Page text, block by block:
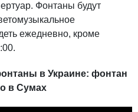
Фонтаны будут
ежедневно, кроме
в Украине: фонтан
в Сумах